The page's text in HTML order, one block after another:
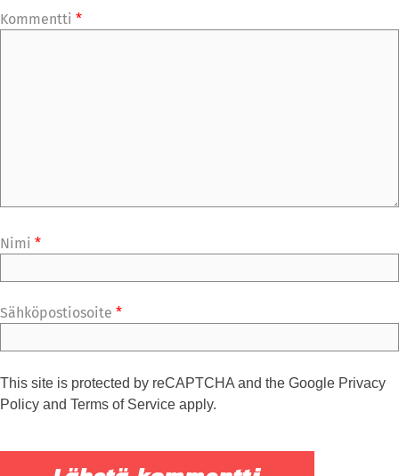
Kommentti *
Nimi *
Sähköpostiosoite *
This site is protected by reCAPTCHA and the Google Privacy
Policy and Terms of Service apply.